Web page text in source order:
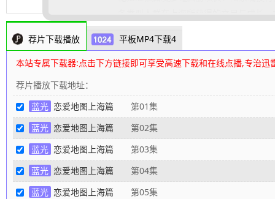
景，讲述了独身女子JOJO大学毕业后留
功”的人生。随着JOJO在不同区域的生
升级。在追求事业和爱情的跌宕起伏中
意义所在，最终实现了自我成长与蜕变。
荐片下载播放 平板MP4下载4
本站专属下载器:点击下方链接即可享受高速下载和在线点播,专治迅
荐片播放下载地址：
蓝光 恋爱地图上海篇 第01集
蓝光 恋爱地图上海篇 第02集
蓝光 恋爱地图上海篇 第03集
蓝光 恋爱地图上海篇 第04集
蓝光 恋爱地图上海篇 第05集